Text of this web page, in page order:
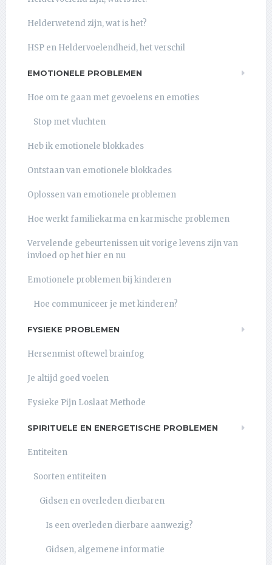
Helderwetend zijn, wat is het?
HSP en Heldervoelendheid, het verschil
EMOTIONELE PROBLEMEN
Hoe om te gaan met gevoelens en emoties
Stop met vluchten
Heb ik emotionele blokkades
Ontstaan van emotionele blokkades
Oplossen van emotionele problemen
Hoe werkt familiekarma en karmische problemen
Vervelende gebeurtenissen uit vorige levens zijn van
invloed op het hier en nu
Emotionele problemen bij kinderen
Hoe communiceer je met kinderen?
FYSIEKE PROBLEMEN
Hersenmist oftewel brainfog
Je altijd goed voelen
Fysieke Pijn Loslaat Methode
SPIRITUELE EN ENERGETISCHE PROBLEMEN
Entiteiten
Soorten entiteiten
Gidsen en overleden dierbaren
Is een overleden dierbare aanwezig?
Gidsen, algemene informatie